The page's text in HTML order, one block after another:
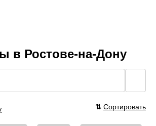
в Ростове-на-Дону
⇅ Сортировать